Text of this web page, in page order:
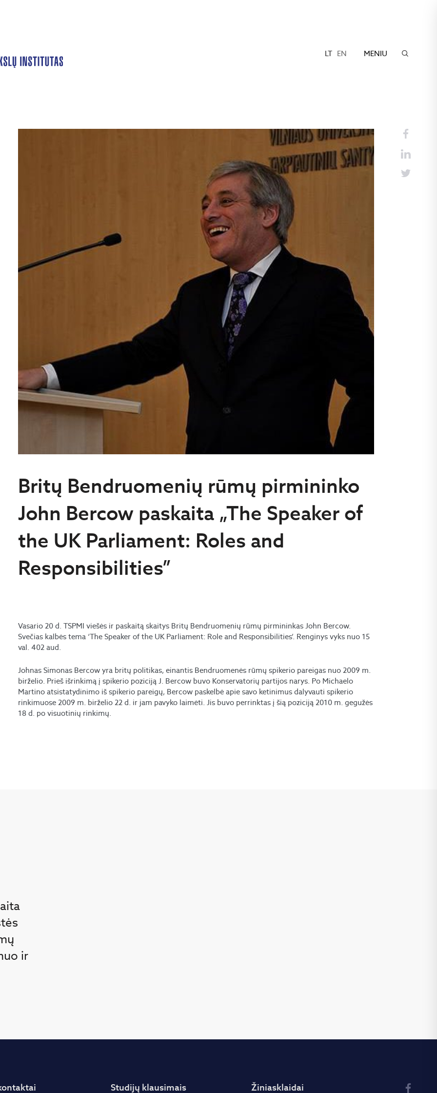
LT EN MENIU
Britų Bendruomenių rūmų pirmininko
John Bercow paskaita „The Speaker of
the UK Parliament: Roles and
Responsibilities”
Vasario 20 d. TSPMI viešės ir paskaitą skaitys Britų Bendruomenių rūmų pirmininkas John Bercow.
Svečias kalbės tema ‘The Speaker of the UK Parliament: Role and Responsibilities’. Renginys vyks nuo 15
val. 402 aud.
Johnas Simonas Bercow yra britų politikas, einantis Bendruomenės rūmų spikerio pareigas nuo 2009 m.
birželio. Prieš išrinkimą į spikerio poziciją J. Bercow buvo Konservatorių partijos narys. Po Michaelo
Martino atsistatydinimo iš spikerio pareigų, Bercow paskelbė apie savo ketinimus dalyvauti spikerio
rinkimuose 2009 m. birželio 22 d. ir jam pavyko laimėti. Jis buvo perrinktas į šią poziciją 2010 m. gegužės
18 d. po visuotinių rinkimų.
ir
Studijų klausimais Žiniasklaidai